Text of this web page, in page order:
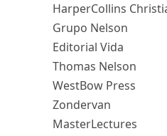
HarperCollins
Grupo Nelson
Editorial Vida
Thomas Nelson
WestBow Press
Zondervan
MasterLectures